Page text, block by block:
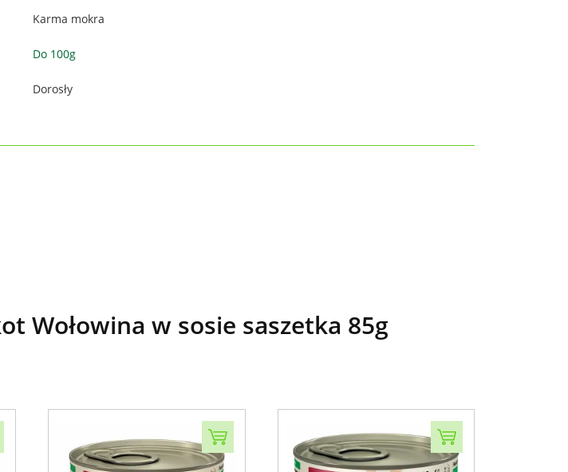
Karma mokra
Do 100g
Dorosły
Wołowina w sosie saszetka 85g